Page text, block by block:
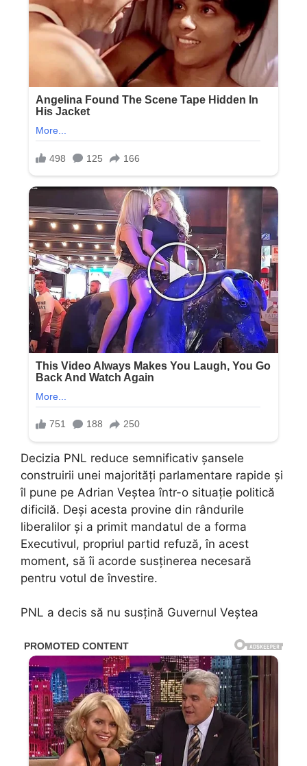
Decizia PNL reduce semnificativ șansele
construirii unei majorități parlamentare rapide și
îl pune pe Adrian Veștea într-o situație politică
dificilă. Deși acesta provine din rândurile
liberalilor și a primit mandatul de a forma
Executivul, propriul partid refuză, în acest
moment, să îi acorde susținerea necesară
pentru votul de învestire.
PNL a decis să nu susțină Guvernul Veștea